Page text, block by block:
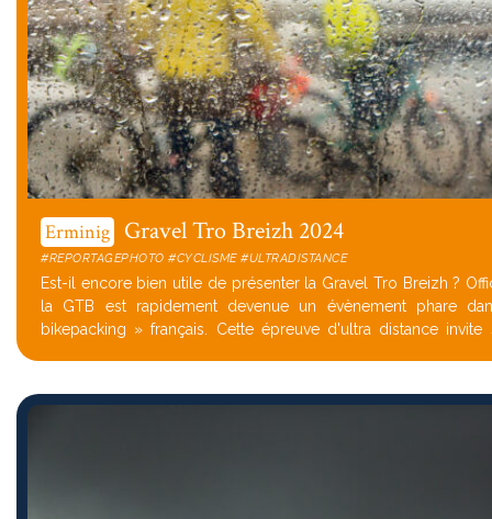
Erminig Gravel Tro Breizh 2024
#REPORTAGEPHOTO #CYCLISME #ULTRADISTANCE
Est-il encore bien utile de présenter la Gravel Tro Breizh ? Officiant depuis 2018,
la GTB est rapidement devenue un évènement phare
bikepacking » français. Cette épreuve d'ultra distance invite